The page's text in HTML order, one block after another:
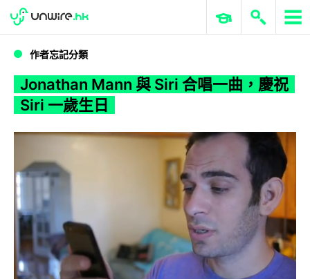
WWDC 2026 ERP 與商業 AI
作者忘記分類
Jonathan Mann 與 Siri 合唱一曲，慶祝
Siri 一歲生日